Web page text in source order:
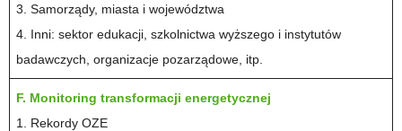
3. Samorządy, miasta i województwa
4. Inni: sektor edukacji, szkolnictwa wyższego i instytutów
badawczych, organizacje pozarządowe, itp.
F. Monitoring transformacji energetycznej
1. Rekordy OZE